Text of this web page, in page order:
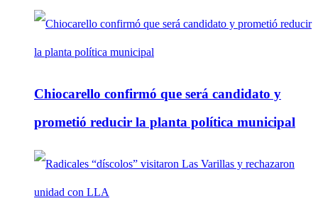
Chiocarello confirmó que será candidato y
prometió reducir la planta política municipal